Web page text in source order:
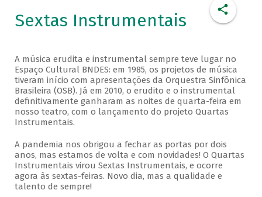
Sextas Instrumentais
A música erudita e instrumental sempre teve lugar no
Espaço Cultural BNDES: em 1985, os projetos de música
tiveram início com apresentações da Orquestra Sinfônica
Brasileira (OSB). Já em 2010, o erudito e o instrumental
definitivamente ganharam as noites de quarta-feira em
nosso teatro, com o lançamento do projeto Quartas
Instrumentais.
A pandemia nos obrigou a fechar as portas por dois
anos, mas estamos de volta e com novidades! O Quartas
Instrumentais virou Sextas Instrumentais, e ocorre
agora às sextas-feiras. Novo dia, mas a qualidade e
talento de sempre!